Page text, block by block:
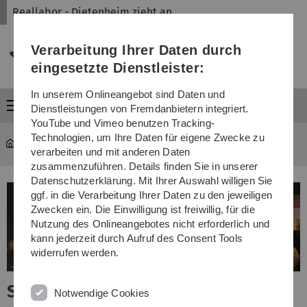
Direkt
Direkt
Direkt
(Sprache,
Drucken,
Media)
Direkt
Direkt
Reallabor - Dietenheim zieht an
Menü
Reallabor - Dietenheim zieht an ... Symposium
Sustainable Fashion Consumption
Verarbeitung Ihrer Daten durch
eingesetzte Dienstleister:
In unserem Onlineangebot sind Daten und
Dienstleistungen von Fremdanbietern integriert.
YouTube und Vimeo benutzen Tracking-
Technologien, um Ihre Daten für eigene Zwecke zu
verarbeiten und mit anderen Daten
zusammenzuführen. Details finden Sie in unserer
Datenschutzerklärung. Mit Ihrer Auswahl willigen Sie
ggf. in die Verarbeitung Ihrer Daten zu den jeweiligen
Zwecken ein. Die Einwilligung ist freiwillig, für die
Nutzung des Onlineangebotes nicht erforderlich und
kann jederzeit durch Aufruf des Consent Tools
widerrufen werden.
Notwendige Cookies